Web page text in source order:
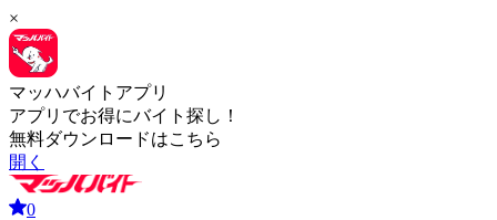
×
マッハバイトアプリ
アプリでお得にバイト探し！
無料ダウンロードはこちら
開く
0